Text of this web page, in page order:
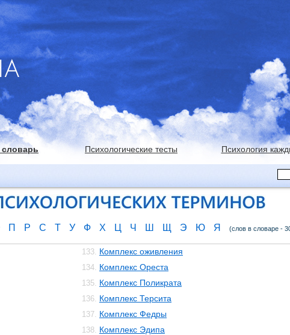
словарь Психологические тесты Психология
П Р С Т У Ф Х Ц Ч Ш Щ Э Ю Я (слов в словаре -
133. Комплекс оживления
134. Комплекс Ореста
135. Комплекс Поликрата
136. Комплекс Терсита
137. Комплекс Федры
138. Комплекс Эдипа